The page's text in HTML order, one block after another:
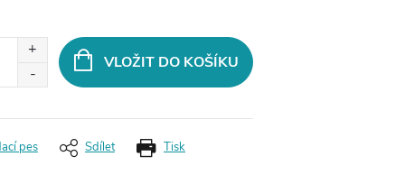
VLOŽIT DO KOŠÍKU
Tisk
pes Sdílet